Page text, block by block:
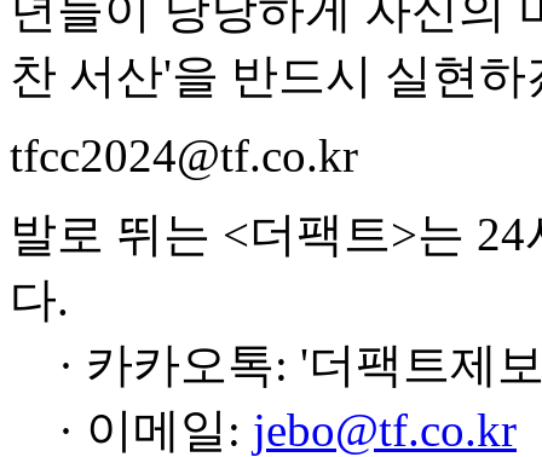
찬 서산'을 반드시 실현
tfcc2024@tf.co.kr
발로 뛰는 <더팩트>는
다.
· 카카오톡: '더팩트제
· 이메일: jebo@tf.co.kr